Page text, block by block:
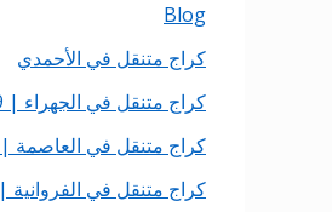
Blog
كراج متنقل في الأحمدي
كراج متنقل في الجهراء | 55172929
كراج متنقل في العاصمة | 55172929
كراج متنقل في الفروانية | 55172929